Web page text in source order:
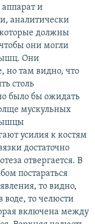
и
аналитически
должны
они могли
Они
но там видно, что
столь
было бы ожидать
мускульных
усилия к костям
достаточно
отвергается. В
постараться
то видно,
воде, то челюсти
включена между